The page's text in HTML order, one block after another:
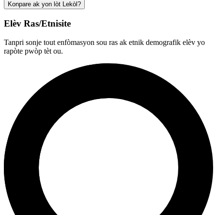
Konpare ak yon lòt Lekòl?
Elèv Ras/Etnisite
Tanpri sonje tout enfòmasyon sou ras ak etnik demografik elèv yo
rapòte pwòp tèt ou.